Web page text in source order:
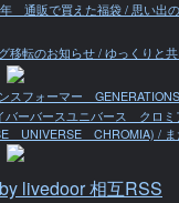
通販で買えた福袋 / 思い出
移転のお知らせ / ゆっくりと
ンスフォーマー
ーバースユニバース クロミ
UNIVERSE CHROMIA) / ま
livedoor 相互RSS